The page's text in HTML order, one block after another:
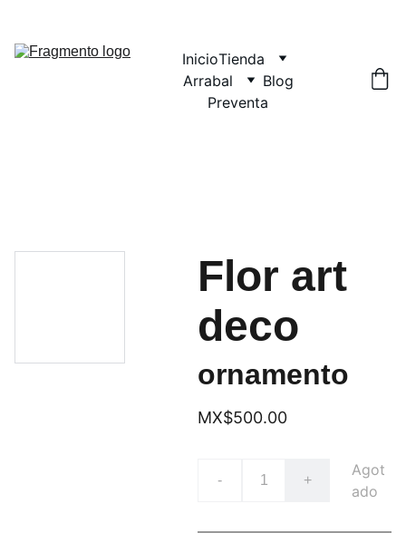
InicioTienda
Arrabal
Blog
Preventa
Flor art
deco
ornamento
MX$500.00
- +
Agot
ado